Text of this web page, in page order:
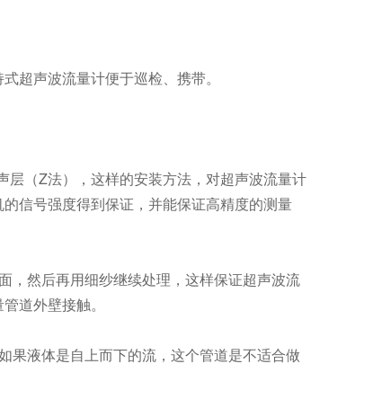
超声波流量计便于巡检、携带。
（Z法），这样的安装方法，对超声波流量计
信号强度得到保证，并能保证高精度的测量
，然后再用细纱继续处理，这样保证超声波流
道外壁接触。
果液体是自上而下的流，这个管道是不适合做